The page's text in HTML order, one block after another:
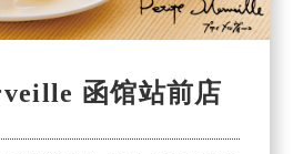
函馆站前店